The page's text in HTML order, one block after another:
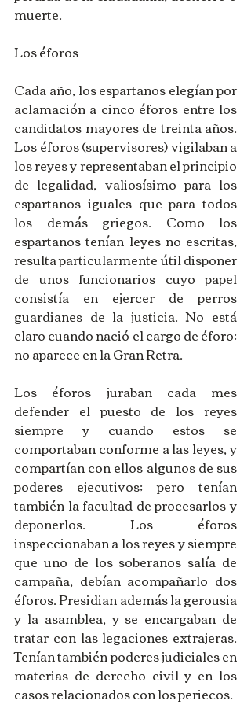
muerte.
Los éforos
Cada año, los espartanos elegían por
aclamación a cinco éforos entre los
candidatos mayores de treinta años.
Los éforos (supervisores) vigilaban a
los reyes y representaban el principio
de legalidad, valiosísimo para los
espartanos iguales que para todos
los demás griegos. Como los
espartanos tenían leyes no escritas,
resulta particularmente útil disponer
de unos funcionarios cuyo papel
consistía en ejercer de perros
guardianes de la justicia. No está
claro cuando nació el cargo de éforo:
no aparece en la Gran Retra.
Los éforos juraban cada mes
defender el puesto de los reyes
siempre y cuando estos se
comportaban conforme a las leyes, y
compartían con ellos algunos de sus
poderes ejecutivos; pero tenían
también la facultad de procesarlos y
deponerlos. Los éforos
inspeccionaban a los reyes y siempre
que uno de los soberanos salía de
campaña, debían acompañarlo dos
éforos. Presidian además la gerousia
y la asamblea, y se encargaban de
tratar con las legaciones extrajeras.
Tenían también poderes judiciales en
materias de derecho civil y en los
casos relacionados con los periecos.